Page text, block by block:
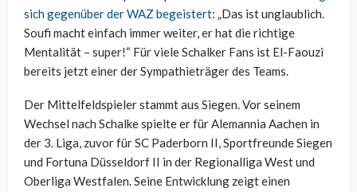
sich gegenüber der WAZ begeistert: „Das ist unglaublich.
Soufi macht einfach immer weiter, er hat die richtige
Mentalität – super!“ Für viele Schalker Fans ist El-Faouzi
bereits jetzt einer der Sympathieträger des Teams.
Der Mittelfeldspieler stammt aus Siegen. Vor seinem
Wechsel nach Schalke spielte er für Alemannia Aachen in
der 3. Liga, zuvor für SC Paderborn II, Sportfreunde Siegen
und Fortuna Düsseldorf II in der Regionalliga West und
Oberliga Westfalen. Seine Entwicklung zeigt einen